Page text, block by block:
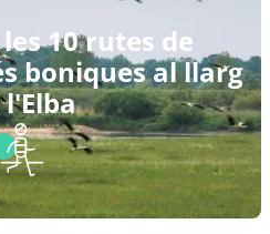
10 rutes de
boniques al llarg
l'Elba